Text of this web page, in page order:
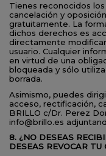
Tienes reconocidos
cancelación y
gratuitamente. La
dichos derechos es
directamente
usuario. Cualquier
en virtud de una
bloqueada y sólo
borrada.
Asimismo, puedes
acceso, rectificación,
BRILLO c/Dr. Perez
info@brillo.es
8. ¿NO DESEAS
DESEAS REVOCAR